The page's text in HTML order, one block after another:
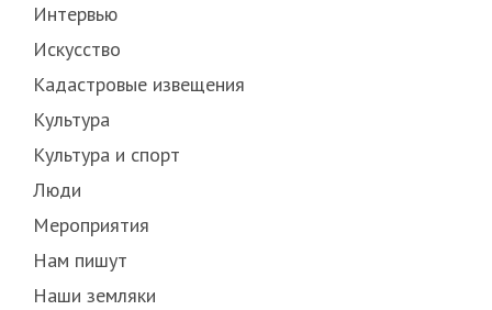
Интервью
Искусство
Кадастровые извещения
Культура
Культура и спорт
Люди
Мероприятия
Нам пишут
Наши земляки